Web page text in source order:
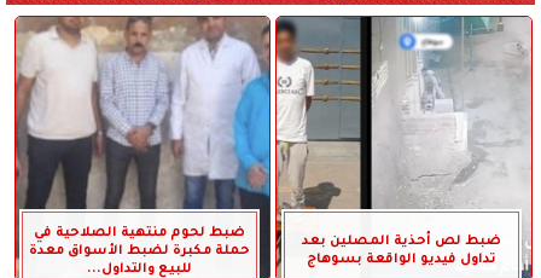
ضبط لص أحذية المصلين بعد
تداول فيديو الواقعة بسوهاج
ضبط لحوم منتهية الصلاحية في
حملة مكبرة لضبط الأسواق معدة
للبيع والتداول...